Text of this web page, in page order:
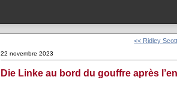
<< Ridley
22 novembre 2023
Die Linke au bord du gouffre après